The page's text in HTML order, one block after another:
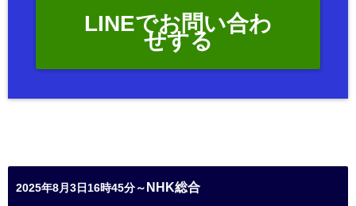
LINEでお問い合わ
せする
2025年8月3日16時45分～ NHK総合